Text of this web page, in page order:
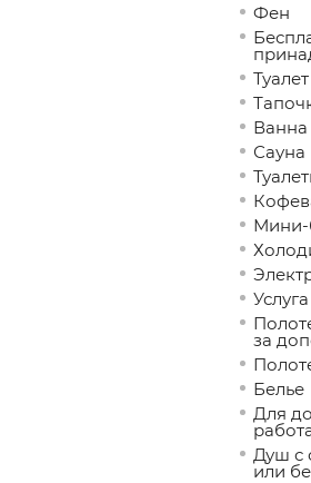
Фен
Туалет
Сауна
Мини-
за
Белье
Для
Душ с
или